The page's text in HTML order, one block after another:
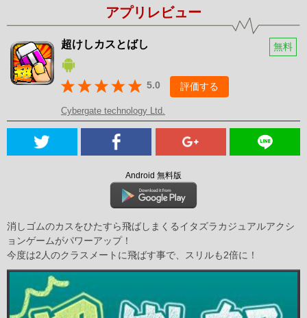
アプリレビュー
超けしカスとばし 無料
5.0 評価する
Cybergate technology Ltd.
Android 無料版
消しゴムのカスをひたすら飛ばしまくるイタズラカジュアルアクシ
ョンゲームがパワーアップ！
今度は2人のクラスメートに飛ばす事で、スリルも2倍に！